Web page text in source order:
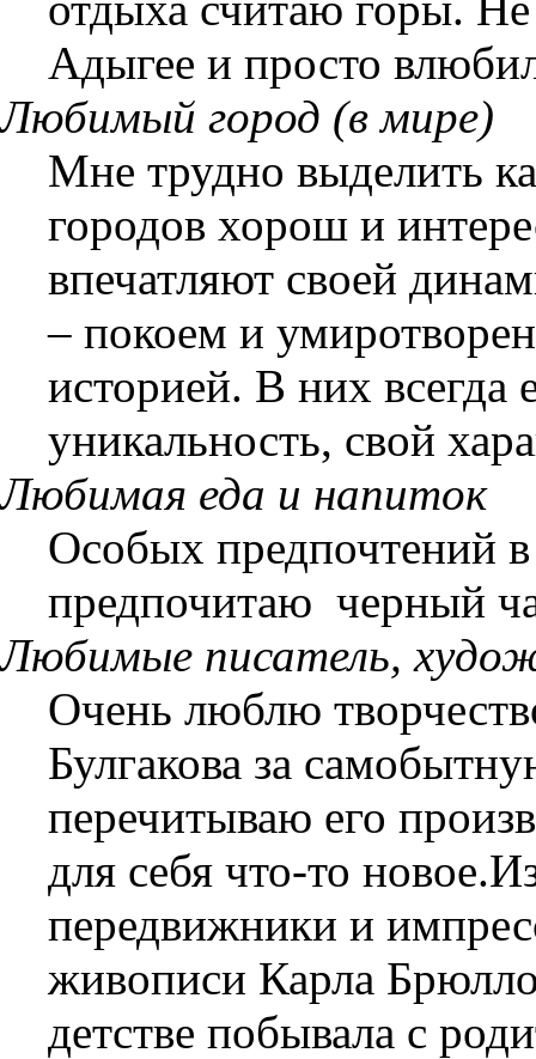
Адыгее и просто
Любимый город (в мире)
Мне трудно выделить
городов хорош и
впечатляют своей
– покоем и
историей. В них всегда
уникальность, свой
Любимая еда и напиток
Особых предпочтений
предпочитаю черный
Любимые писатель,
Очень люблю
Булгакова за
перечитываю его
для себя что-то
передвижники и
живописи Карла
детстве побывала с